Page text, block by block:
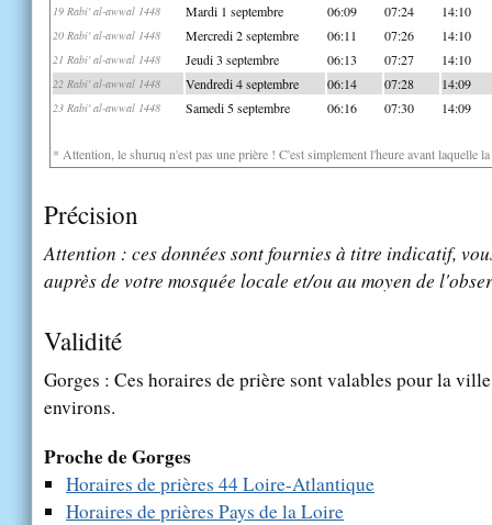
19 Rabi' al-awwal 1448 Mardi 1 septembre 06:09 07:24 14:10
20 Rabi' al-awwal 1448 Mercredi 2 septembre 06:11 07:26 14:10
21 Rabi' al-awwal 1448 Jeudi 3 septembre 06:13 07:27 14:10
22 Rabi' al-awwal 1448 Vendredi 4 septembre 06:14 07:28 14:09
23 Rabi' al-awwal 1448 Samedi 5 septembre 06:16 07:30 14:09
* Attention, le shuruq n'est pas une prière ! C'est simplement l'heure avant laquelle
Précision
Attention : ces données sont fournies à titre indicatif,
auprès de votre mosquée locale et/ou au moyen de
Validité
Gorges : Ces horaires de prière sont valables pour la
environs.
Proche de Gorges
Horaires de prières 44 Loire-Atlantique
Horaires de prières Pays de la Loire